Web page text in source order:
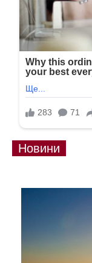
Новини